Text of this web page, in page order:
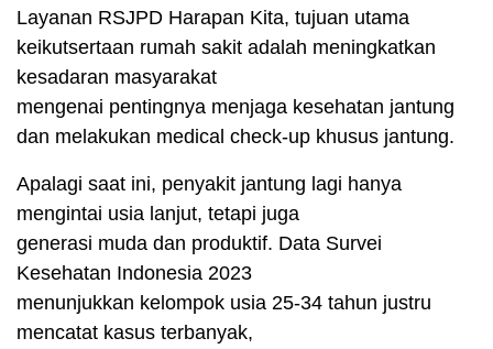
Layanan RSJPD Harapan Kita, tujuan utama
keikutsertaan rumah sakit adalah meningkatkan
kesadaran masyarakat
mengenai pentingnya menjaga kesehatan jantung
dan melakukan medical check-up khusus jantung.
Apalagi saat ini, penyakit jantung lagi hanya
mengintai usia lanjut, tetapi juga
generasi muda dan produktif. Data Survei
Kesehatan Indonesia 2023
menunjukkan kelompok usia 25-34 tahun justru
mencatat kasus terbanyak,